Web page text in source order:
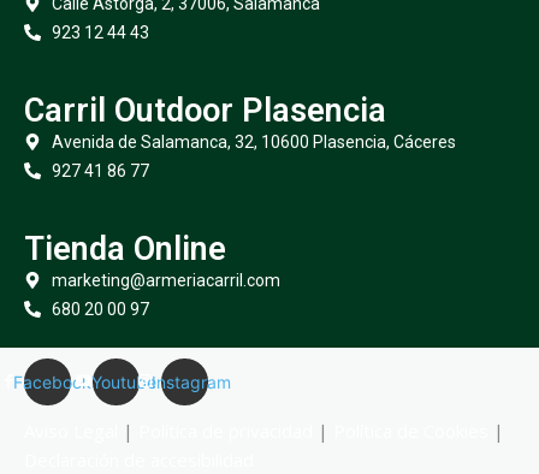
923 12 44 43
Carril Outdoor Plasencia
Avenida de Salamanca, 32, 10600 Plasencia, Cáceres
927 41 86 77
Tienda Online
marketing@armeriacarril.com
680 20 00 97
FacebookYoutubeInstagram
| |
|